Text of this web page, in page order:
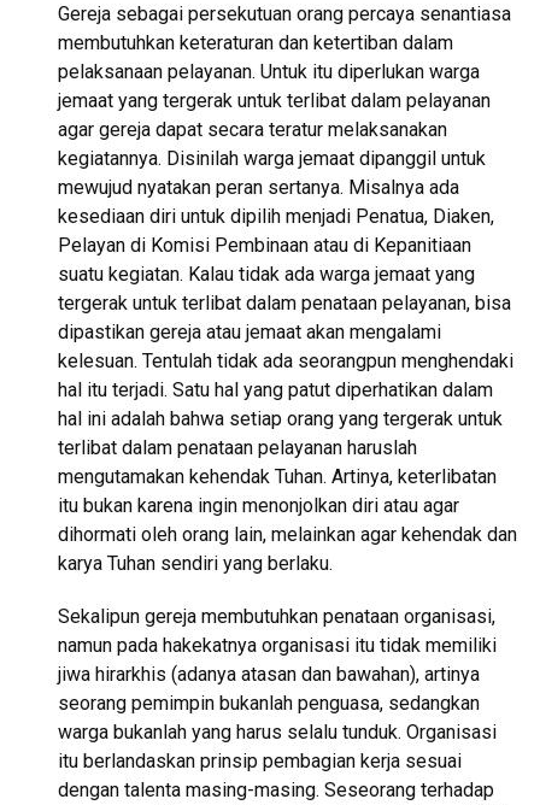
Gereja sebagai persekutuan orang percaya senantiasa
membutuhkan keteraturan dan ketertiban dalam
pelaksanaan pelayanan. Untuk itu diperlukan warga
jemaat yang tergerak untuk terlibat dalam pelayanan
agar gereja dapat secara teratur melaksanakan
kegiatannya. Disinilah warga jemaat dipanggil untuk
mewujud nyatakan peran sertanya. Misalnya ada
kesediaan diri untuk dipilih menjadi Penatua, Diaken,
Pelayan di Komisi Pembinaan atau di Kepanitiaan
suatu kegiatan. Kalau tidak ada warga jemaat yang
tergerak untuk terlibat dalam penataan pelayanan, bisa
dipastikan gereja atau jemaat akan mengalami
kelesuan. Tentulah tidak ada seorangpun menghendaki
hal itu terjadi. Satu hal yang patut diperhatikan dalam
hal ini adalah bahwa setiap orang yang tergerak untuk
terlibat dalam penataan pelayanan haruslah
mengutamakan kehendak Tuhan. Artinya, keterlibatan
itu bukan karena ingin menonjolkan diri atau agar
dihormati oleh orang lain, melainkan agar kehendak dan
karya Tuhan sendiri yang berlaku.
Sekalipun gereja membutuhkan penataan organisasi,
namun pada hakekatnya organisasi itu tidak memiliki
jiwa hirarkhis (adanya atasan dan bawahan), artinya
seorang pemimpin bukanlah penguasa, sedangkan
warga bukanlah yang harus selalu tunduk. Organisasi
itu berlandaskan prinsip pembagian kerja sesuai
dengan talenta masing-masing. Seseorang terhadap